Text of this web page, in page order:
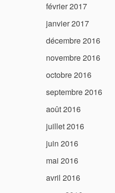
février 2017
janvier 2017
décembre 2016
novembre 2016
octobre 2016
septembre 2016
août 2016
juillet 2016
juin 2016
mai 2016
avril 2016